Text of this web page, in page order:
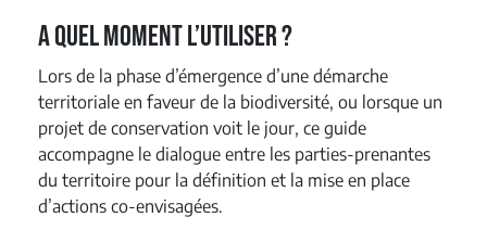
A quel moment l’utiliser ?
Lors de la phase d’émergence d’une démarche
territoriale en faveur de la biodiversité, ou lorsque un
projet de conservation voit le jour, ce guide
accompagne le dialogue entre les parties-prenantes
du territoire pour la définition et la mise en place
d’actions co-envisagées.